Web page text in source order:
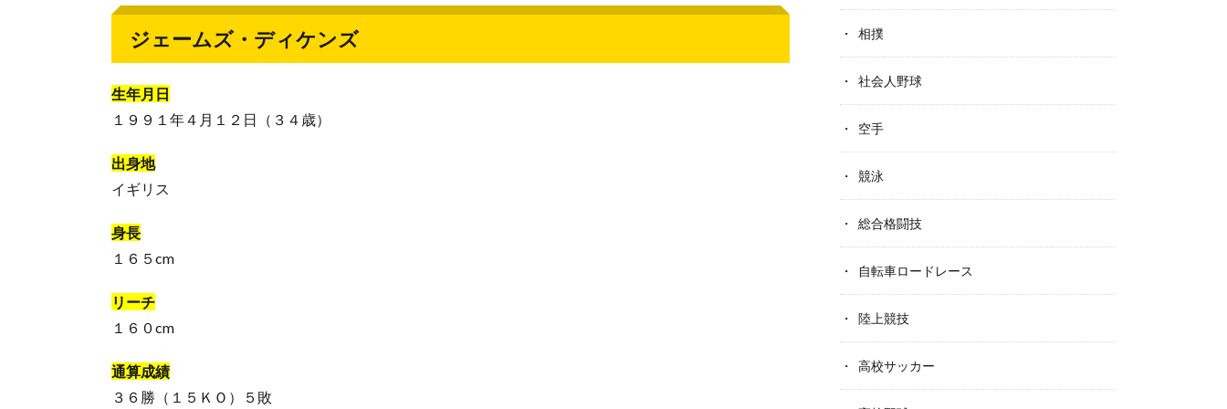
ジェームズ・ディケンズ
生年月日
１９９１年４月１２日（３４歳）
出身地
イギリス
身長
１６５cm
リーチ
１６０cm
通算成績
３６勝（１５ＫＯ）５敗
相撲
社会人野球
空手
競泳
総合格闘技
自転車ロードレース
陸上競技
高校サッカー